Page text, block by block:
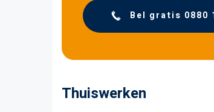
Bel gratis 0880
Thuiswerken